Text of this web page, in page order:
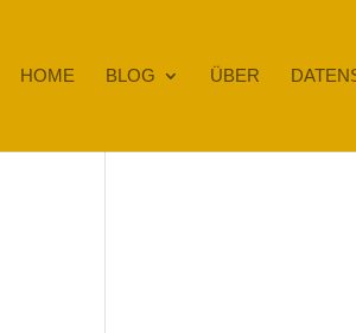
HOME BLOG ÜBER